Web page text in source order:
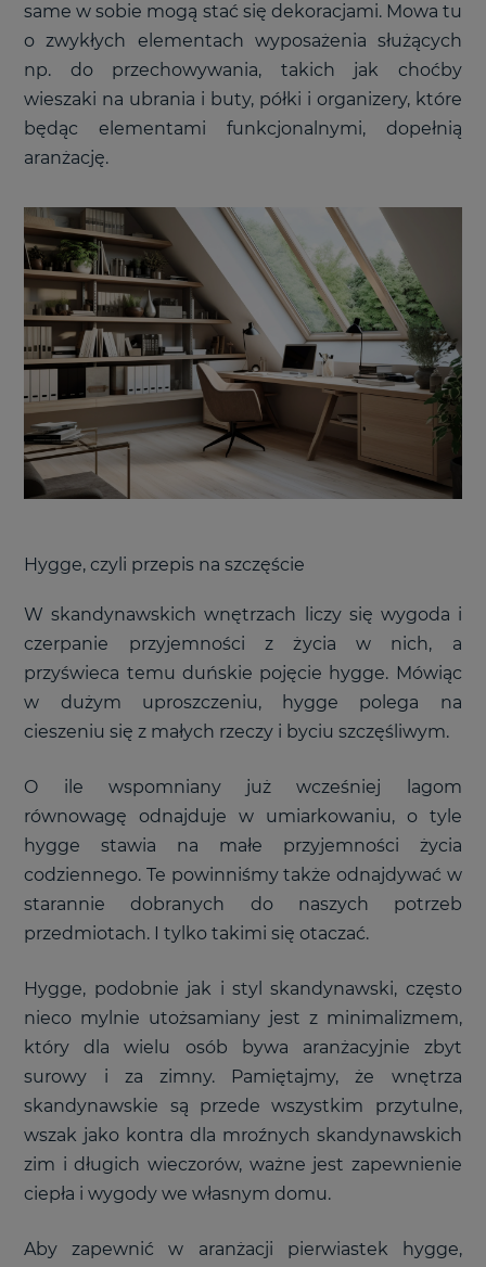
same w sobie mogą stać się dekoracjami. Mowa tu
o zwykłych elementach wyposażenia służących
np. do przechowywania, takich jak choćby
wieszaki na ubrania i buty, półki i organizery, które
będąc elementami funkcjonalnymi, dopełnią
aranżację.
Hygge, czyli przepis na szczęście
W skandynawskich wnętrzach liczy się wygoda i
czerpanie przyjemności z życia w nich, a
przyświeca temu duńskie pojęcie hygge. Mówiąc
w dużym uproszczeniu, hygge polega na
cieszeniu się z małych rzeczy i byciu szczęśliwym.
O ile wspomniany już wcześniej lagom
równowagę odnajduje w umiarkowaniu, o tyle
hygge stawia na małe przyjemności życia
codziennego. Te powinniśmy także odnajdywać w
starannie dobranych do naszych potrzeb
przedmiotach. I tylko takimi się otaczać.
Hygge, podobnie jak i styl skandynawski, często
nieco mylnie utożsamiany jest z minimalizmem,
który dla wielu osób bywa aranżacyjnie zbyt
surowy i za zimny. Pamiętajmy, że wnętrza
skandynawskie są przede wszystkim przytulne,
wszak jako kontra dla mroźnych skandynawskich
zim i długich wieczorów, ważne jest zapewnienie
ciepła i wygody we własnym domu.
Aby zapewnić w aranżacji pierwiastek hygge,